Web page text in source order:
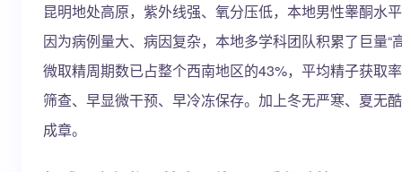
昆明地处高原，紫外线强、氧分压低，本地男性睾酮
因为病例量大、病因复杂，本地多学科团队积累了巨量
微取精周期数已占整个西南地区的43%，平均精子获取
筛查、早显微干预、早冷冻保存。加上冬无严寒、夏无
成章。